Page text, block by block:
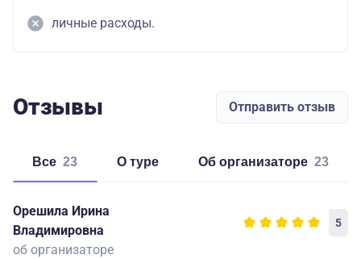
личные расходы.
Отзывы Отправить отзыв
Все 23 о туре об организаторе 23
Орешила Ирина
Владимировна
5
об организаторе